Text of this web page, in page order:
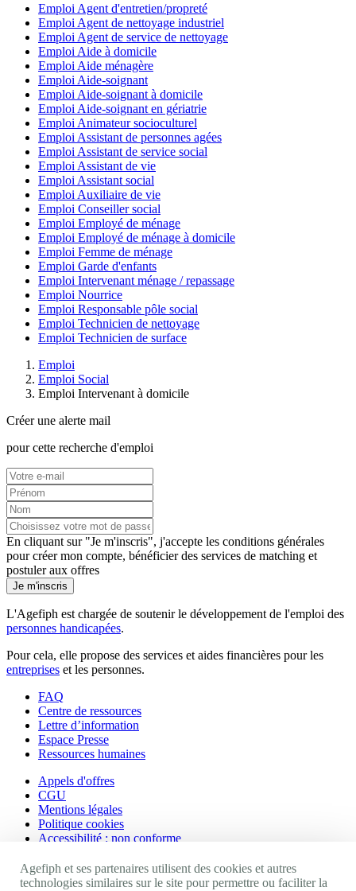
Emploi Agent d'entretien/propreté
Emploi Agent de nettoyage industriel
Emploi Agent de service de nettoyage
Emploi Aide à domicile
Emploi Aide ménagère
Emploi Aide-soignant
Emploi Aide-soignant à domicile
Emploi Aide-soignant en gériatrie
Emploi Animateur socioculturel
Emploi Assistant de personnes agées
Emploi Assistant de service social
Emploi Assistant de vie
Emploi Assistant social
Emploi Auxiliaire de vie
Emploi Conseiller social
Emploi Employé de ménage
Emploi Employé de ménage à domicile
Emploi Femme de ménage
Emploi Garde d'enfants
Emploi Intervenant ménage / repassage
Emploi Nourrice
Emploi Responsable pôle social
Emploi Technicien de nettoyage
Emploi Technicien de surface
Emploi
Emploi Social
Emploi Intervenant à domicile
Créer une alerte mail
pour cette recherche d'emploi
En cliquant sur "Je m'inscris", j'accepte les conditions générales
pour créer mon compte, bénéficier des services de matching et
postuler aux offres
Je m'inscris
L'Agefiph est chargée de soutenir le développement de l'emploi des
personnes handicapées.
Pour cela, elle propose des services et aides financières pour les
entreprises et les personnes.
FAQ
Centre de ressources
Lettre d’information
Espace Presse
Ressources humaines
Appels d'offres
CGU
Mentions légales
Politique cookies
Accessibilité : non conforme
Nos autres sites
Agefiph et ses partenaires utilisent des cookies et autres
technologies similaires sur le site pour permettre ou faciliter la